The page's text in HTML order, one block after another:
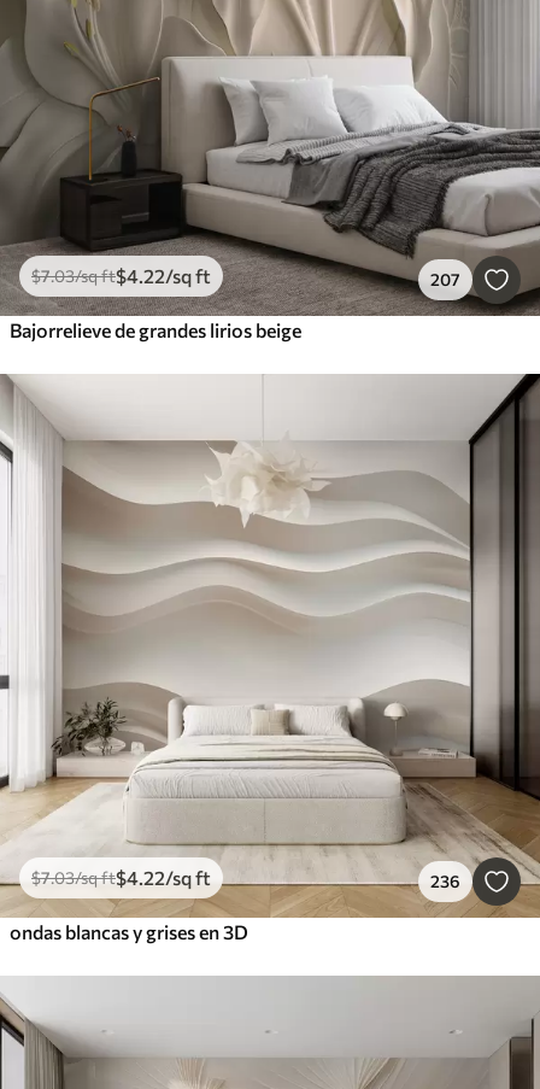
$7.03/sq ft$4.22/sq ft 207
Bajorrelieve de grandes lirios beige
$7.03/sq ft$4.22/sq ft 236
ondas blancas y grises en 3D